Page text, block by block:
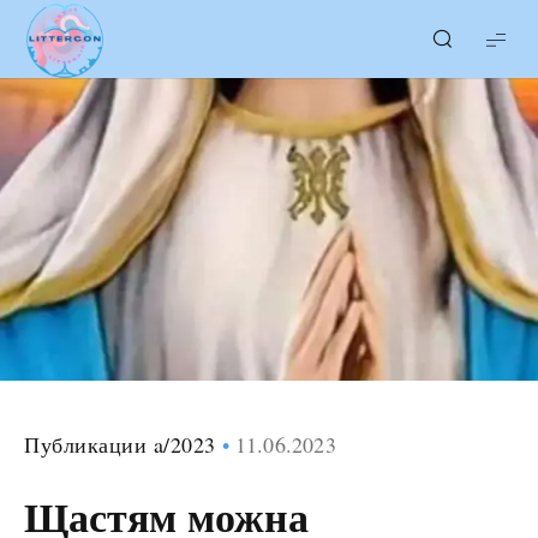
LITTERcon
Публикации a/2023 11.06.2023
Щастям можна